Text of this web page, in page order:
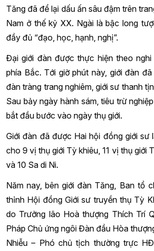
Tăng đã để lại dấu ấn sâu đậm trên
Nam ở thế kỷ XX. Ngài là bậc long
đầy đủ “đạo, học, hạnh, nghị”.
Đại giới đàn được thực hiện theo
phía Bắc. Tới giờ phút này, giới đàn
đàn tràng trang nghiêm, giới sư thanh
Sau bảy ngày hành sám, tiêu trừ
bắt đầu bước vào ngày thụ giới.
Giới đàn đã được Hai hội đồng giới sư
cho 9 vị thụ giới Tỳ khiêu, 11 vị thụ giới
và 10 Sa di Ni.
Năm nay, bên giới đàn Tăng, Ban tổ
thỉnh Hội đồng Giới sư truyền thụ Tỳ
do Trưởng lão Hoà thượng Thích Trí
Pháp Chủ ứng ngôi Đàn đầu Hòa
Nhiễu – Phó chủ tịch thường trực